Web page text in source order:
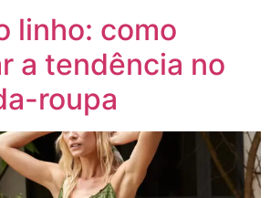
linho: como
a tendência no
roupa